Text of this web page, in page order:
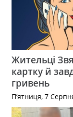
Жительці
картку й
гривень
П’ятниця, 7